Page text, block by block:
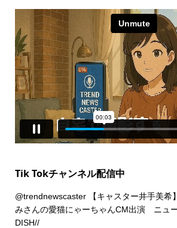
Tik Tokチャンネル配信中
@trendnewscaster【キャスター井手美希
みさんの愛猫にゃーちゃんCM出演 ニュ
DISH//